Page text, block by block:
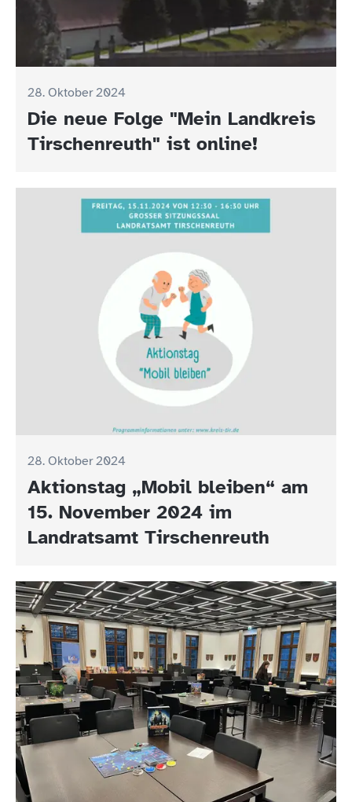
28. Oktober 2024
Die neue Folge "Mein Landkreis
Tirschenreuth" ist online!
28. Oktober 2024
Aktionstag „Mobil bleiben“ am
15. November 2024 im
Landratsamt Tirschenreuth